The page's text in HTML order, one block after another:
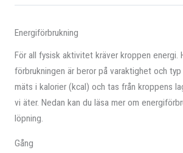
Energiförbrukning
För all fysisk aktivitet kräver kroppen energi.
förbrukningen är beror på varaktighet och
mäts i kalorier (kcal) och tas från kroppens
vi äter. Nedan kan du läsa mer om
löpning.
Gång